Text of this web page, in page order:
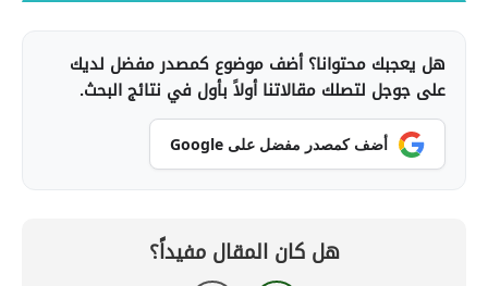
هل يعجبك محتوانا؟ أضف موضوع كمصدر مفضل لديك
على جوجل لتصلك مقالاتنا أولاً بأول في نتائج البحث.
أضف كمصدر مفضل على Google
هل كان المقال مفيداً؟